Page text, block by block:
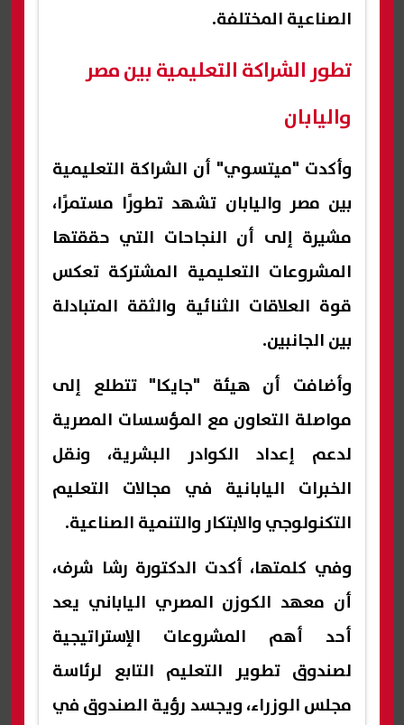
الصناعية المختلفة.
تطور الشراكة التعليمية بين مصر
واليابان
وأكدت "ميتسوي" أن الشراكة التعليمية
بين مصر واليابان تشهد تطورًا مستمرًا،
مشيرة إلى أن النجاحات التي حققتها
المشروعات التعليمية المشتركة تعكس
قوة العلاقات الثنائية والثقة المتبادلة
بين الجانبين.
وأضافت أن هيئة "جايكا" تتطلع إلى
مواصلة التعاون مع المؤسسات المصرية
لدعم إعداد الكوادر البشرية، ونقل
الخبرات اليابانية في مجالات التعليم
التكنولوجي والابتكار والتنمية الصناعية.
وفي كلمتها، أكدت الدكتورة رشا شرف،
أن معهد الكوزن المصري الياباني يعد
أحد أهم المشروعات الإستراتيجية
لصندوق تطوير التعليم التابع لرئاسة
مجلس الوزراء، ويجسد رؤية الصندوق في